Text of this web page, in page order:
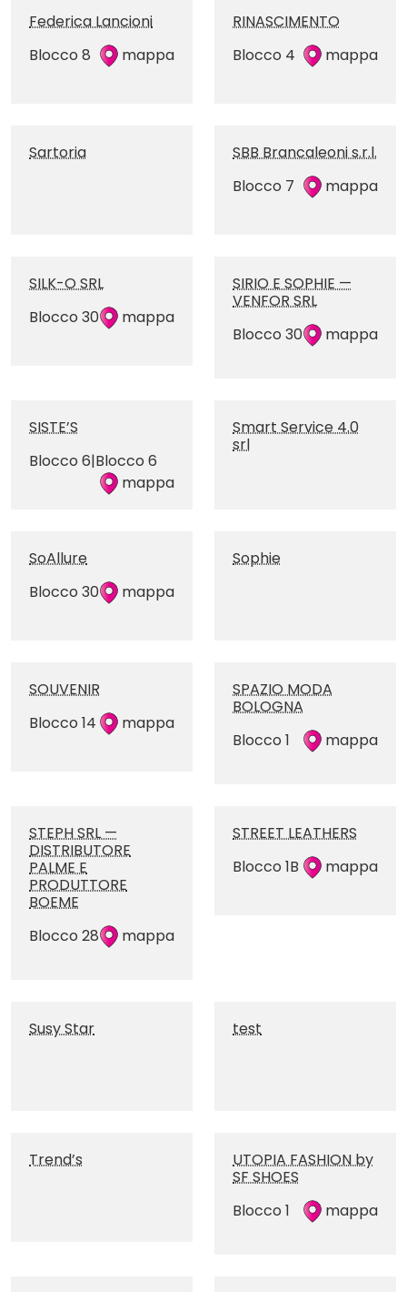
Federica Lancioni
Blocco 8
mappa
RINASCIMENTO
Blocco 4
mappa
Sartoria
SBB Brancaleoni s.r.l.
Blocco 7
mappa
SILK-O SRL
Blocco 30
mappa
SIRIO E SOPHIE —
VENFOR SRL
Blocco 30
mappa
SISTE’S
Blocco 6|Blocco 6
mappa
Smart Service 4.0
srl
SoAllure
Blocco 30
mappa
Sophie
SOUVENIR
Blocco 14
mappa
SPAZIO MODA
BOLOGNA
Blocco 1
mappa
STEPH SRL —
DISTRIBUTORE
PALME E
PRODUTTORE
BOEME
Blocco 28
mappa
STREET LEATHERS
Blocco 1B
mappa
Susy Star test
Trend’s
UTOPIA FASHION by
SF SHOES
Blocco 1
mappa